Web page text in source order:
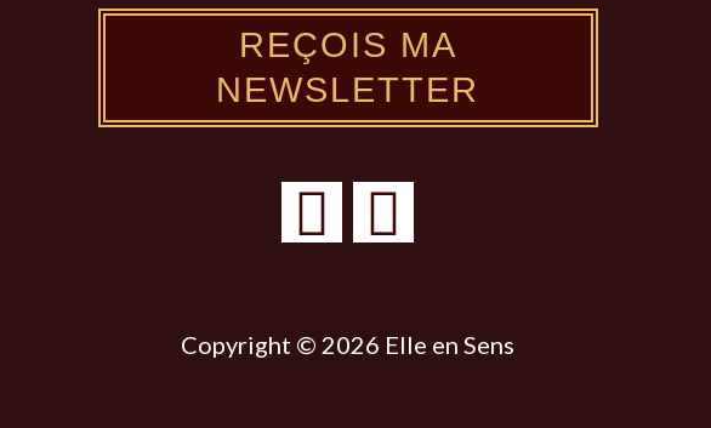
REÇOIS MA
NEWSLETTER
Y
o
t
P
i
t
Copyright © 2026 Elle en Sens